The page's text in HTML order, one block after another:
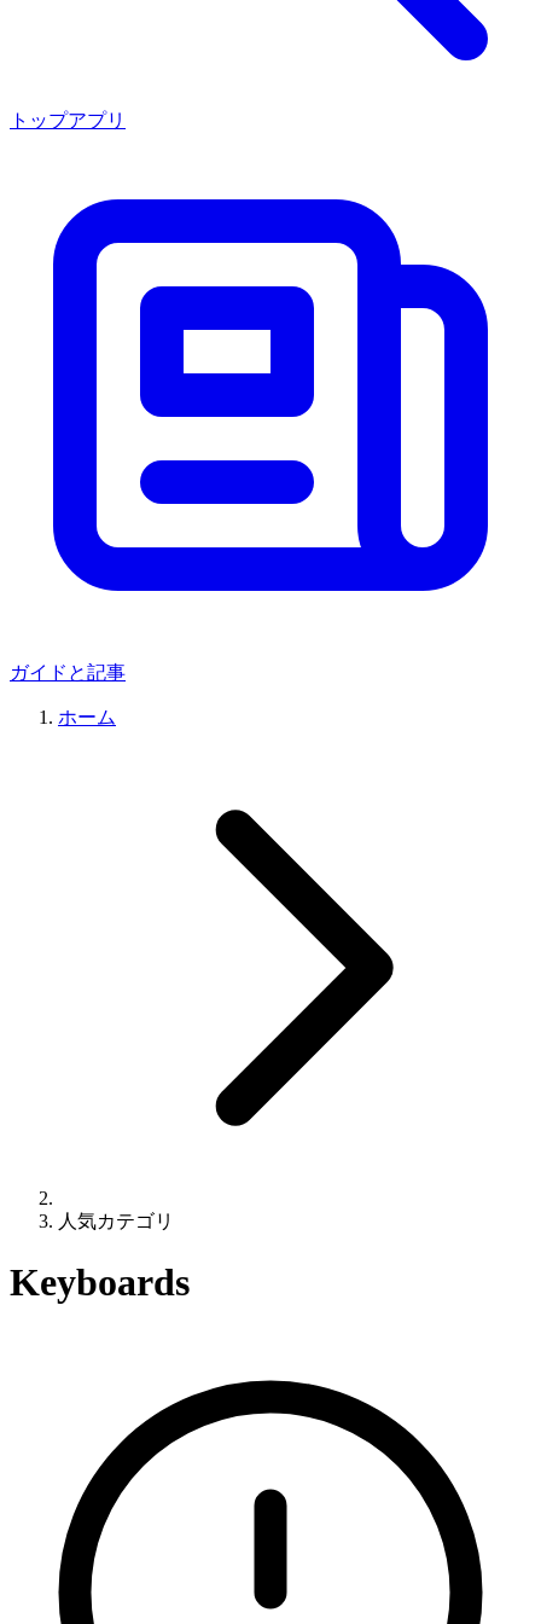
トップアプリ
ガイドと記事
ホーム
人気カテゴリ
Keyboards